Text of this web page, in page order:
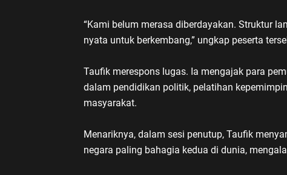
“Kami belum merasa diberdayakan. Struktur
nyata untuk berkembang,” ungkap peserta
Taufik merespons lugas. Ia mengajak para
dalam pendidikan politik, pelatihan
masyarakat.
Menariknya, dalam sesi penutup, Taufik
negara paling bahagia kedua di dunia,